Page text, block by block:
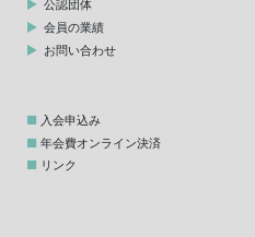
公認団体
会員の業績
お問い合わせ
入会申込み
年会費オンライン決済
リンク